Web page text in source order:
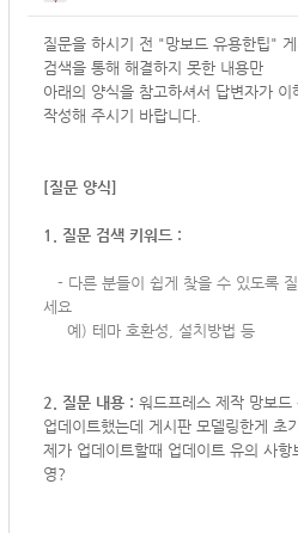
질문을 하시기 전 "망보드 유용한팁"
검색을 통해 해결하지 못한 내용만
아래의 양식을 참고하셔서 답변자가 이
작성해 주시기 바랍니다.
[질문 양식]
1. 질문 검색 키워드 :
- 다른 분들이 쉽게 찾을 수 있도록
세요
예) 테마 호환성, 설치방법 등
2. 질문 내용 : 워드프레스 제작 망보
업데이트했는데 게시판 모델링한게 초
제가 업데이트할때 업데이트 유의 사
영?